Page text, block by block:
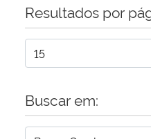
PlanaltoResultados por
Buscar em: